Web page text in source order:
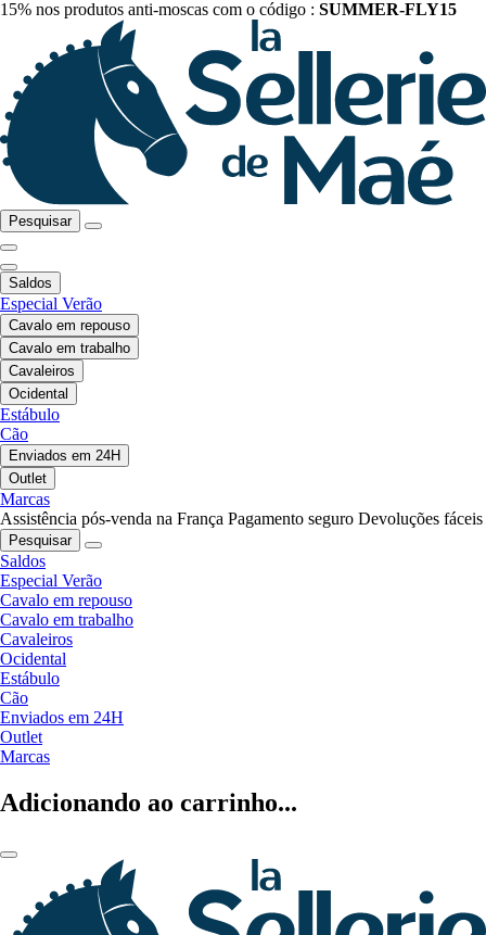
15% nos produtos anti-moscas com o código : SUMMER-FLY15
Pesquisar
Saldos
Especial Verão
Cavalo em repouso
Cavalo em trabalho
Cavaleiros
Ocidental
Estábulo
Cão
Enviados em 24H
Outlet
Marcas
Assistência pós-venda na França Pagamento seguro Devoluções fáceis
Pesquisar
Saldos
Especial Verão
Cavalo em repouso
Cavalo em trabalho
Cavaleiros
Ocidental
Estábulo
Cão
Enviados em 24H
Outlet
Marcas
Adicionando ao carrinho...